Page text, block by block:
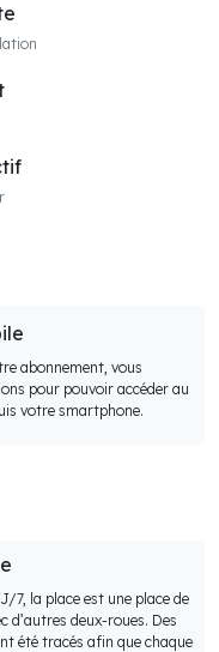
abonnement, vous
pour pouvoir accéder au
votre smartphone.
7, la place est une place de
d’autres deux-roues. Des
été tracés afin que chaque